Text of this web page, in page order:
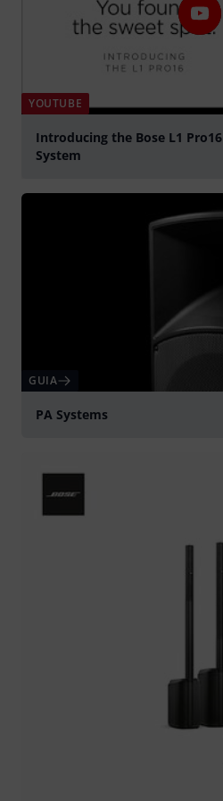
YOUTUBE
Introducing the Bose L1
System
GUIA
PA Systems